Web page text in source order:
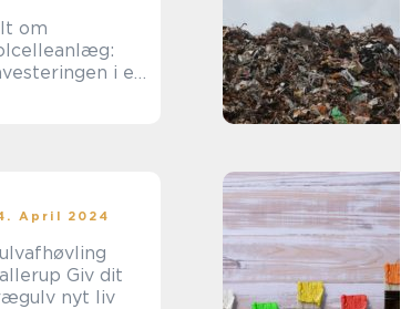
om
i en
April 2024
Giv dit
nyt liv